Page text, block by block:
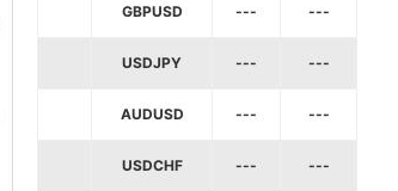
GBPUSD --- ---
USDJPY --- ---
AUDUSD --- ---
USDCHF --- ---